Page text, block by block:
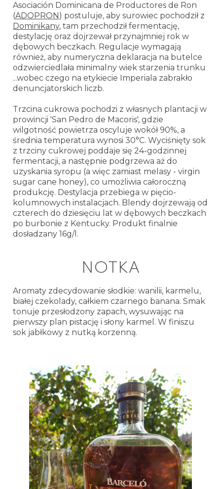
Asociación Dominicana de Productores de Ron
(ADOPRON) postuluje, aby surowiec pochodził z
Dominikany, tam przechodził fermentację,
destylację oraz dojrzewał przynajmniej rok w
dębowych beczkach. Regulacje wymagają
również, aby numeryczna deklaracja na butelce
odzwierciedlała minimalny wiek starzenia trunku
...wobec czego na etykiecie Imperiala zabrakło
denuncjatorskich liczb.
Trzcina cukrowa pochodzi z własnych plantacji w
prowincji 'San Pedro de Macoris', gdzie
wilgotność powietrza oscyluje wokół 90%, a
średnia temperatura wynosi 30°C. Wyciśnięty sok
z trzciny cukrowej poddaje się 24-godzinnej
fermentacji, a następnie podgrzewa aż do
uzyskania syropu (a więc zamiast melasy - virgin
sugar cane honey), co umożliwia całoroczną
produkcję. Destylacja przebiega w pięcio-
kolumnowych instalacjach. Blendy dojrzewają od
czterech do dziesięciu lat w dębowych beczkach
po burbonie z Kentucky. Produkt finalnie
dosładzany 16g/l.
NOTKA
Aromaty zdecydowanie słodkie: wanilii, karmelu,
białej czekolady, całkiem czarnego banana. Smak
tonuje przesłodzony zapach, wysuwając na
pierwszy plan pistację i słony karmel. W finiszu
sok jabłkowy z nutką korzenną.